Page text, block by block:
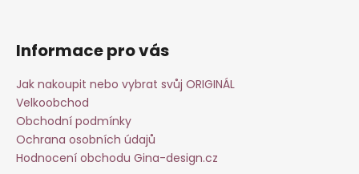
Informace pro vás
Jak nakoupit nebo vybrat svůj ORIGINÁL
Velkoobchod
Obchodní podmínky
Ochrana osobních údajů
Hodnocení obchodu Gina-design.cz